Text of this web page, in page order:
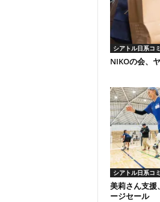
シアトル日系コ
NIKOの会、
シアトル日系コ
美莉さん支援
ージセール